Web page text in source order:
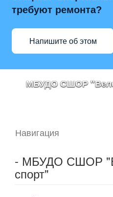
требуют ремонта?
Напишите об этом
МБУДО СШОР
Навигация
- МБУДО СШОР
спорт"